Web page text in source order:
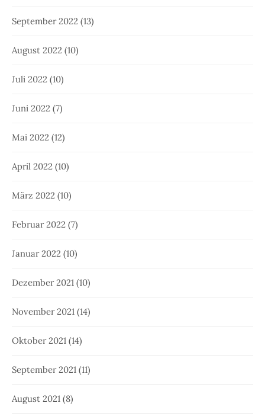
September 2022 (13)
August 2022 (10)
Juli 2022 (10)
Juni 2022 (7)
Mai 2022 (12)
April 2022 (10)
März 2022 (10)
Februar 2022 (7)
Januar 2022 (10)
Dezember 2021 (10)
November 2021 (14)
Oktober 2021 (14)
September 2021 (11)
August 2021 (8)